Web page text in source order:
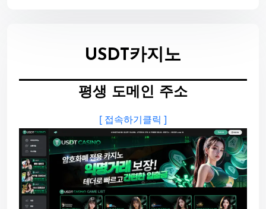
USDT카지노
평생 도메인 주소
[ 접속하기클릭 ]